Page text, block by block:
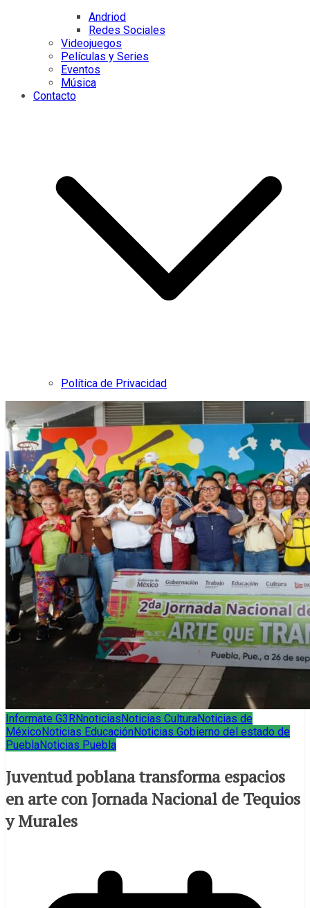
Andriod
Redes Sociales
Videojuegos
Películas y Series
Eventos
Música
Contacto
Política de Privacidad
Informate G3RNnoticias Noticias CulturaNoticias de
México Noticias Educación Noticias Gobierno del estado de
PueblaNoticias Puebla
Juventud poblana transforma espacios
en arte con Jornada Nacional de Tequios
y Murales